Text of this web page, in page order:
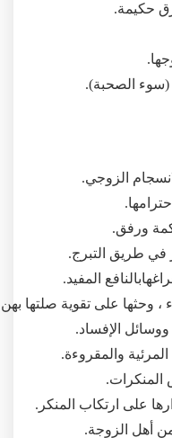
الصحبة).
الزوجي.
ورفق.
طريق التبرج.
المفيد.
على تقوية صلتها بهن.
الإفساد.
والمقروءة.
على ارتكاب المنكر.
الزوجة.